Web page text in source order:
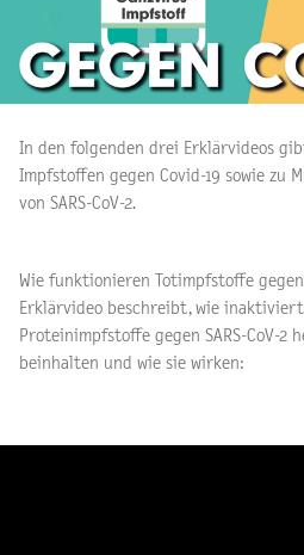
In den folgenden drei Erklärvideos
Impfstoffen gegen Covid-19 sowie zu
von SARS-CoV-2.
Wie funktionieren Totimpfstoffe gegen
Erklärvideo beschreibt, wie
Proteinimpfstoffe gegen SARS-CoV-2
beinhalten und wie sie wirken: